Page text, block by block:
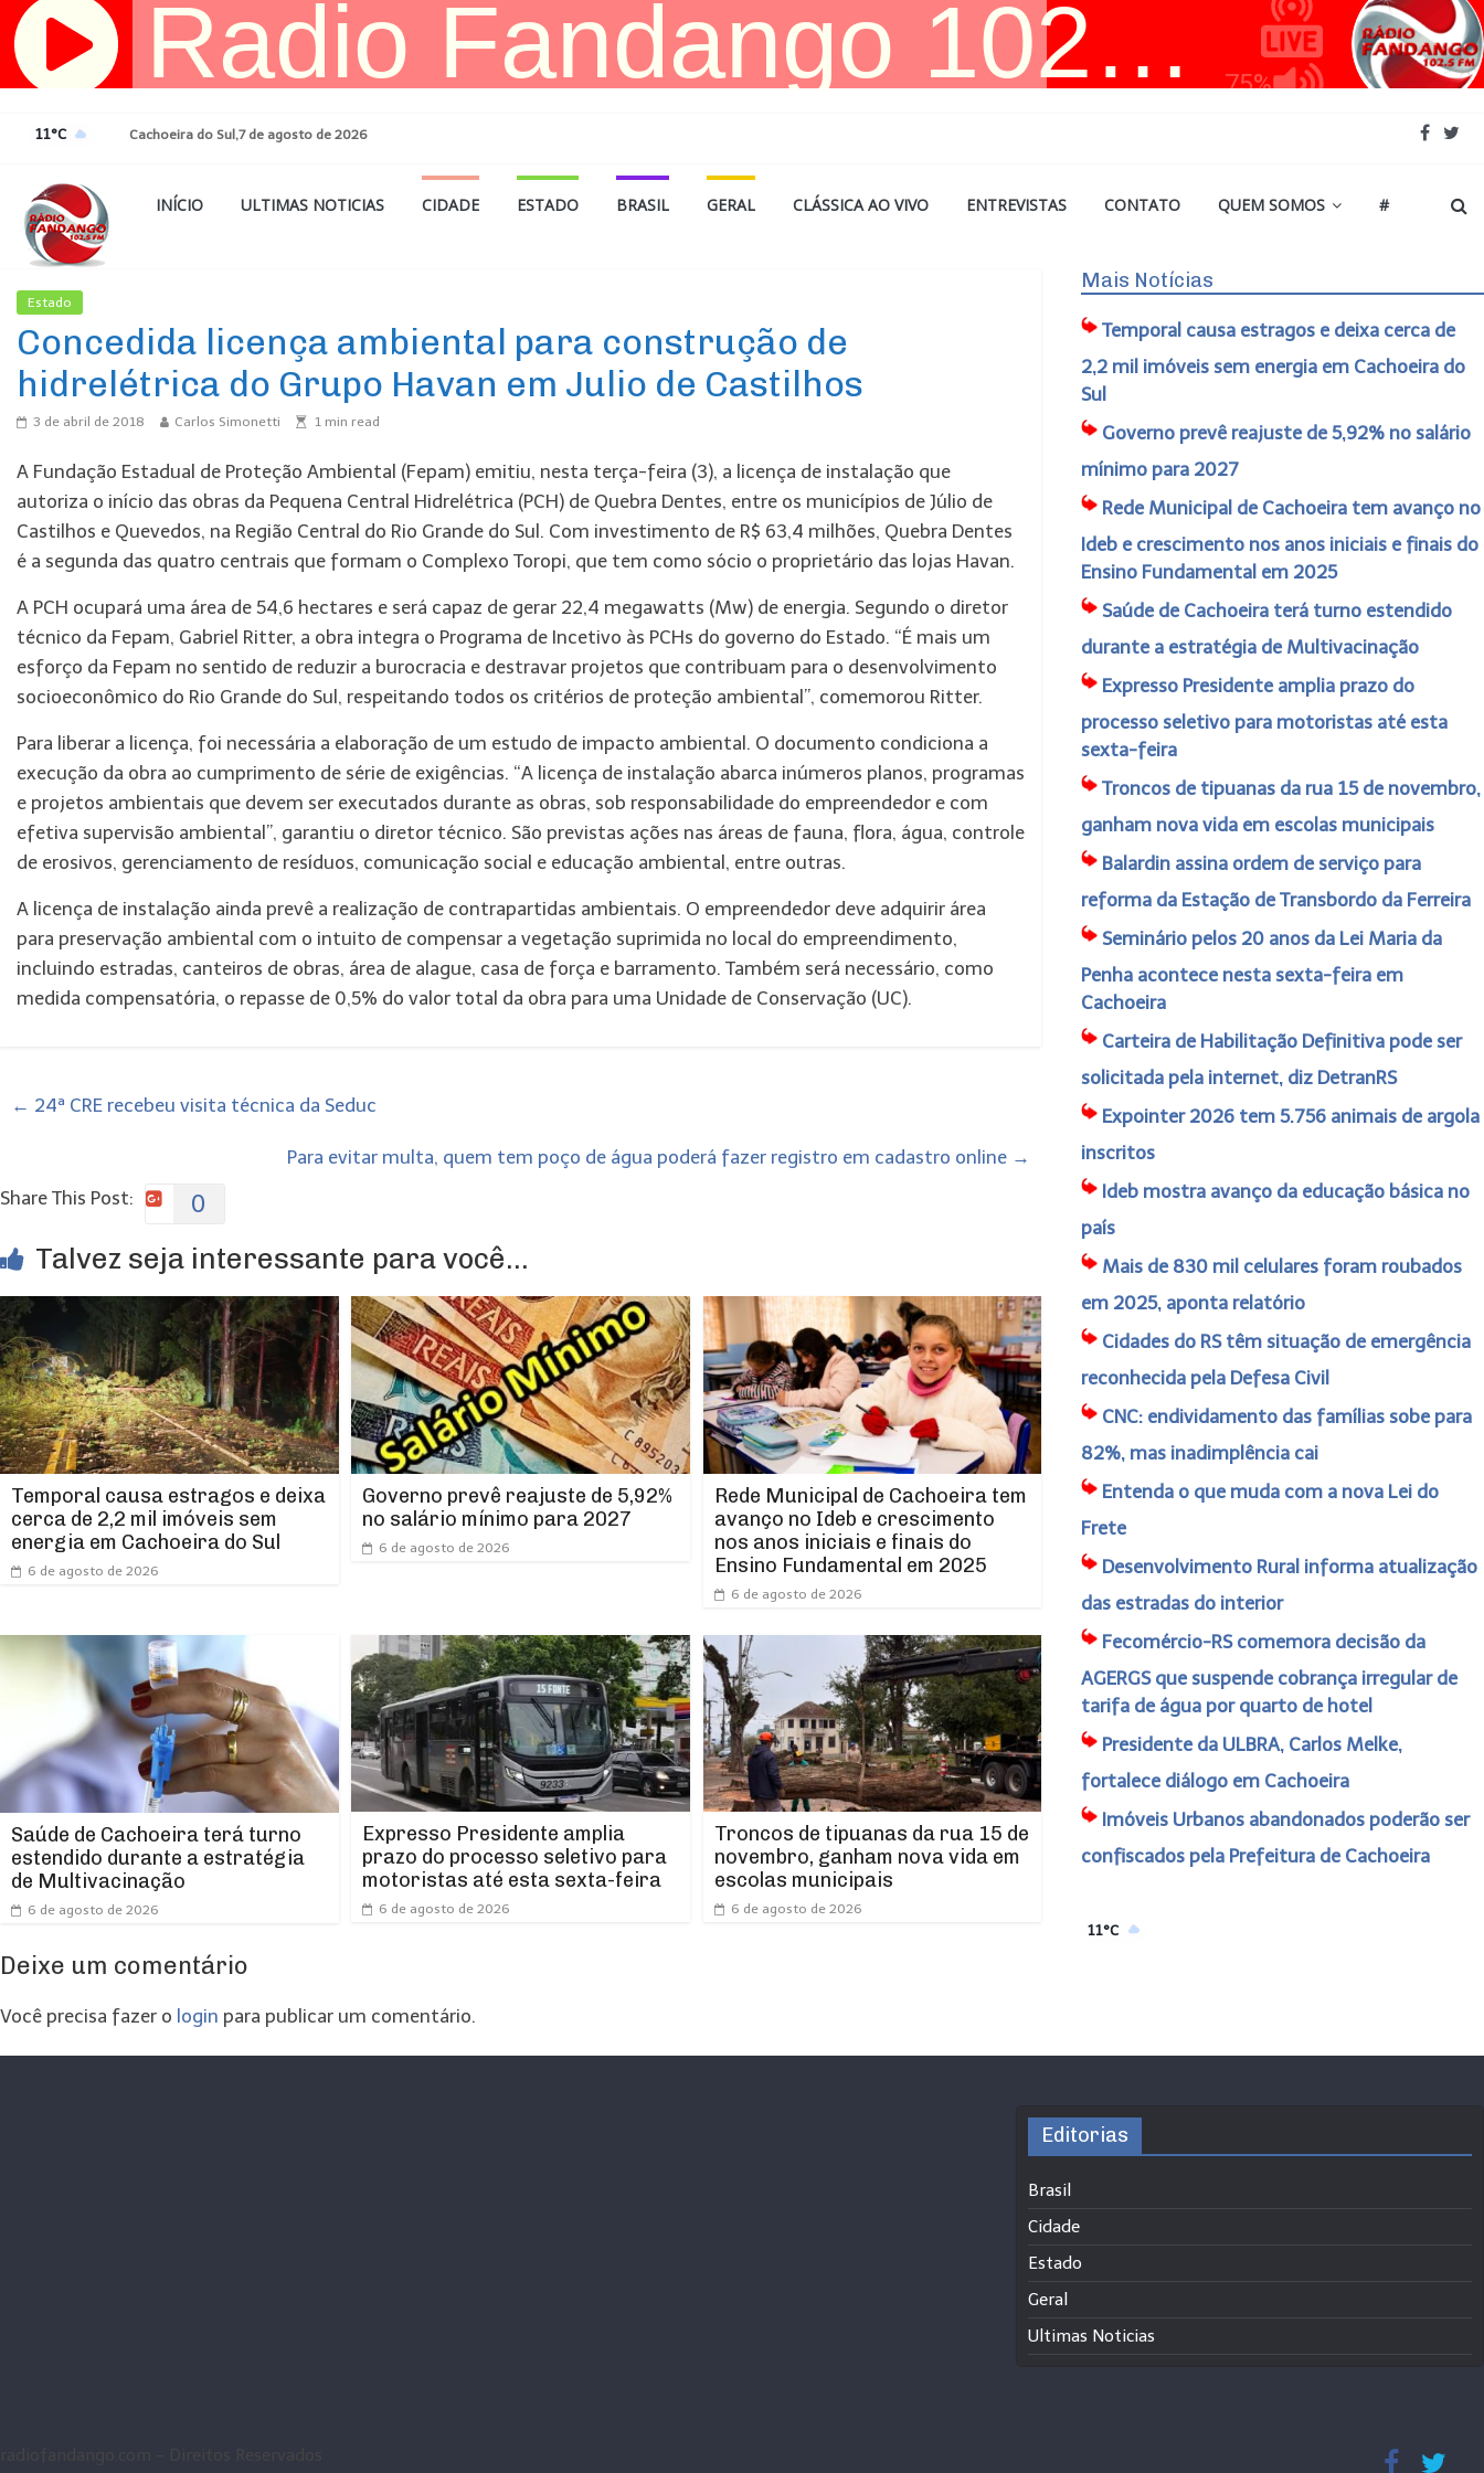
Pular
para
11°C Cachoeira do Sul,7 de agosto de 2026
INÍCIO ULTIMAS NOTICIAS CIDADE ESTADO BRASIL GERAL CLÁSSICA AO VIVO ENTREVISTAS CONTATO QUEM SOMOS #
Estado
Concedida licença ambiental para construção de
hidrelétrica do Grupo Havan em Julio de Castilhos
3 de abril de 2018 Carlos Simonetti 1 min read
A Fundação Estadual de Proteção Ambiental (Fepam) emitiu, nesta terça-feira (3), a licença de instalação que
autoriza o início das obras da Pequena Central Hidrelétrica (PCH) de Quebra Dentes, entre os municípios de Júlio de
Castilhos e Quevedos, na Região Central do Rio Grande do Sul. Com investimento de R$ 63,4 milhões, Quebra Dentes
é a segunda das quatro centrais que formam o Complexo Toropi, que tem como sócio o proprietário das lojas Havan.
A PCH ocupará uma área de 54,6 hectares e será capaz de gerar 22,4 megawatts (Mw) de energia. Segundo o diretor
técnico da Fepam, Gabriel Ritter, a obra integra o Programa de Incetivo às PCHs do governo do Estado. “É mais um
esforço da Fepam no sentido de reduzir a burocracia e destravar projetos que contribuam para o desenvolvimento
socioeconômico do Rio Grande do Sul, respeitando todos os critérios de proteção ambiental”, comemorou Ritter.
Para liberar a licença, foi necessária a elaboração de um estudo de impacto ambiental. O documento condiciona a
execução da obra ao cumprimento de série de exigências. “A licença de instalação abarca inúmeros planos, programas
e projetos ambientais que devem ser executados durante as obras, sob responsabilidade do empreendedor e com
efetiva supervisão ambiental”, garantiu o diretor técnico. São previstas ações nas áreas de fauna, flora, água, controle
de erosivos, gerenciamento de resíduos, comunicação social e educação ambiental, entre outras.
A licença de instalação ainda prevê a realização de contrapartidas ambientais. O empreendedor deve adquirir área
para preservação ambiental com o intuito de compensar a vegetação suprimida no local do empreendimento,
incluindo estradas, canteiros de obras, área de alague, casa de força e barramento. Também será necessário, como
medida compensatória, o repasse de 0,5% do valor total da obra para uma Unidade de Conservação (UC).
← 24ª CRE recebeu visita técnica da Seduc
Para evitar multa, quem tem poço de água poderá fazer registro em cadastro online →
Share This Post:
0
Talvez seja interessante para você...
Temporal causa estragos e deixa
cerca de 2,2 mil imóveis sem
energia em Cachoeira do Sul
6 de agosto de 2026
Governo prevê reajuste de 5,92%
no salário mínimo para 2027
6 de agosto de 2026
Rede Municipal de Cachoeira tem
avanço no Ideb e crescimento
nos anos iniciais e finais do
Ensino Fundamental em 2025
6 de agosto de 2026
Saúde de Cachoeira terá turno
estendido durante a estratégia
de Multivacinação
6 de agosto de 2026
Expresso Presidente amplia
prazo do processo seletivo para
motoristas até esta sexta-feira
6 de agosto de 2026
Troncos de tipuanas da rua 15 de
novembro, ganham nova vida em
escolas municipais
6 de agosto de 2026
Deixe um comentário
Você precisa fazer o login para publicar um comentário.
Mais Notícias
Temporal causa estragos e deixa cerca de
2,2 mil imóveis sem energia em Cachoeira do
Sul
Governo prevê reajuste de 5,92% no salário
mínimo para 2027
Rede Municipal de Cachoeira tem avanço no
Ideb e crescimento nos anos iniciais e finais do
Ensino Fundamental em 2025
Saúde de Cachoeira terá turno estendido
durante a estratégia de Multivacinação
Expresso Presidente amplia prazo do
processo seletivo para motoristas até esta
sexta-feira
Troncos de tipuanas da rua 15 de novembro,
ganham nova vida em escolas municipais
Balardin assina ordem de serviço para
reforma da Estação de Transbordo da Ferreira
Seminário pelos 20 anos da Lei Maria da
Penha acontece nesta sexta-feira em
Cachoeira
Carteira de Habilitação Definitiva pode ser
solicitada pela internet, diz DetranRS
Expointer 2026 tem 5.756 animais de argola
inscritos
Ideb mostra avanço da educação básica no
país
Mais de 830 mil celulares foram roubados
em 2025, aponta relatório
Cidades do RS têm situação de emergência
reconhecida pela Defesa Civil
CNC: endividamento das famílias sobe para
82%, mas inadimplência cai
Entenda o que muda com a nova Lei do
Frete
Desenvolvimento Rural informa atualização
das estradas do interior
Fecomércio-RS comemora decisão da
AGERGS que suspende cobrança irregular de
tarifa de água por quarto de hotel
Presidente da ULBRA, Carlos Melke,
fortalece diálogo em Cachoeira
Imóveis Urbanos abandonados poderão ser
confiscados pela Prefeitura de Cachoeira
11°C
Editorias
Brasil
Cidade
Estado
Geral
Ultimas Noticias